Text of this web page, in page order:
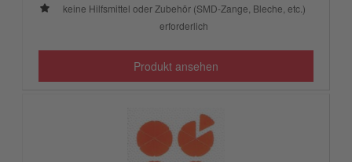
keine Hilfsmittel oder Zubehör (SMD-Zange, Bleche, etc.)
erforderlich
Produkt ansehen